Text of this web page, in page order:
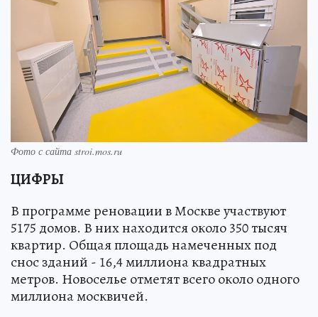
Фото с сайта stroi.mos.ru
ЦИФРЫ
В программе реновации в Москве участвуют
5175 домов. В них находится около 350 тысяч
квартир. Общая площадь намеченных под
снос зданий - 16,4 миллиона квадратных
метров. Новоселье отметят всего около одного
миллиона москвичей.